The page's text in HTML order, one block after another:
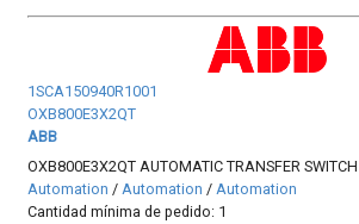
1SCA150940R1001
OXB800E3X2QT
ABB
OXB800E3X2QT AUTOMATIC TRANSFER SWITCH
Automation /Automation /Automation
Cantidad mínima de pedido: 1